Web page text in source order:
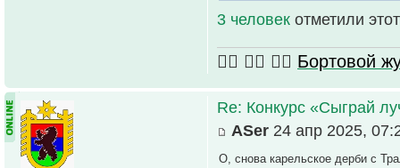
3 человек отметили
🏴‍☠️ 🏴‍☠️ 🏴‍☠️ Бортовой
Re: Конкурс «Сыграй
ASer 24 апр 2025,
О, снова карельское дерби с